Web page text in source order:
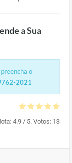
a Sua
o
2021
4.9 / 5. Votos: 13